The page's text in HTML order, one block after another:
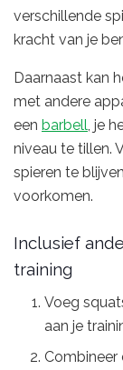
verschillende
kracht van je
Daarnaast kan
met andere
een barbell, je
niveau te tillen.
spieren te
voorkomen.
Inclusief
training
Voeg
aan je
Combineer